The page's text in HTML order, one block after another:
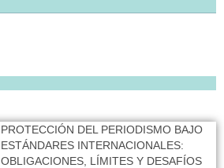
PROTECCIÓN DEL PERIODISMO BAJO
ESTÁNDARES INTERNACIONALES:
OBLIGACIONES, LÍMITES Y DESAFÍOS